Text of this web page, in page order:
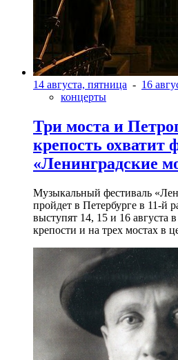
14 августа, пятница - 16
концерты
Три моста и
крепость охватит
«Ленинградские
Музыкальный фестиваль
пройдет в Петербурге в 11-й
выступят 14, 15 и 16 августа
крепости и на трех мостах в